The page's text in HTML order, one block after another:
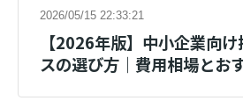
2026/05/15 22:33:21
【2026年版】中小企業向
スの選び方｜費用相場とお